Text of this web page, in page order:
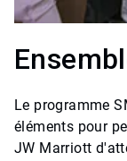
Le programme
éléments pour
JW Marriott